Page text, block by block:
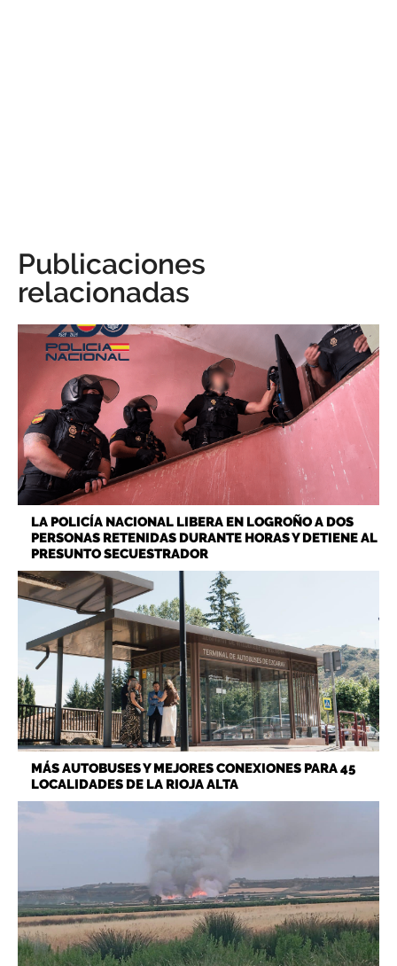
Publicaciones
relacionadas
LA POLICÍA NACIONAL LIBERA EN LOGROÑO A DOS
PERSONAS RETENIDAS DURANTE HORAS Y DETIENE AL
PRESUNTO SECUESTRADOR
MÁS AUTOBUSES Y MEJORES CONEXIONES PARA 45
LOCALIDADES DE LA RIOJA ALTA